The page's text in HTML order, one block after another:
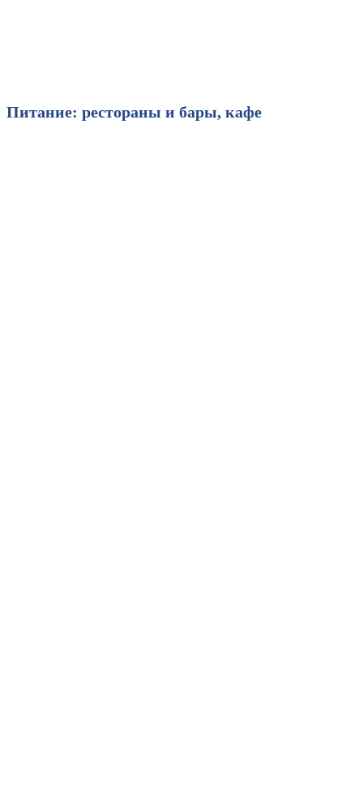
Питание: рестораны и бары, кафе